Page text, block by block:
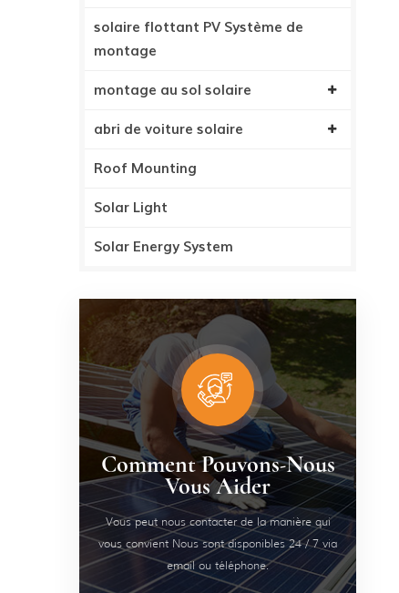
solaire flottant PV Système de
montage
montage au sol solaire
abri de voiture solaire
Roof Mounting
Solar Light
Solar Energy System
Comment Pouvons-Nous
Vous Aider
Vous peut nous contacter de la manière qui
vous convient Nous sont disponibles 24 / 7 via
email ou téléphone.